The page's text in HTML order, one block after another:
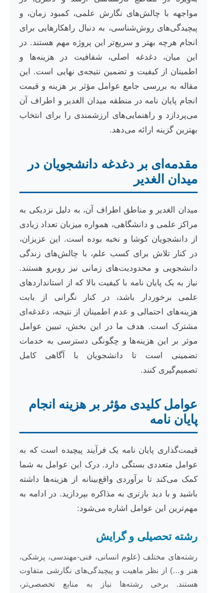
مواجهه با چالش‌های نگارش علمی، کمبود زمان، و
پیچیدگی‌های روش‌شناسی، به دنبال راهکارهایی برای
انجام هرچه بهتر و سریع‌تر این پروژه مهم هستند. در
این میان، دغدغه اصلی، شفافیت در هزینه‌ها و
اطمینان از کیفیت و تضمین نتیجه‌ی نهایی است. این
مقاله به بررسی جامع عوامل مؤثر بر هزینه و قیمت
انجام پایان نامه در منطقه میدان الغدیر و اطراف آن
می‌پردازد و راهنمایی‌های ارزشمندی را برای انتخاب
بهترین گزینه ارائه می‌دهد.
مقدمه‌ای بر دغدغه دانشجویان در
میدان الغدیر
میدان الغدیر و مناطق اطراف آن، به دلیل نزدیکی به
مراکز علمی و دانشگاهی، همواره میزبان تعداد زیادی
از دانشجویان کوشا و نخبه بوده است. این عزیزان،
در کنار تلاش برای کسب علم، با چالش‌های زندگی
دانشجویی و محدودیت‌های زمانی نیز روبرو هستند.
نیاز به یک پایان نامه با کیفیت بالا که از استانداردهای
علمی برخوردار باشد، در کنار نگرانی از بابت
هزینه‌های احتمالی و عدم اطمینان از نتیجه، دغدغه‌ای
مشترک است. هدف ما در این بخش، تبیین عوامل
موثر بر این هزینه‌ها و چگونگی دسترسی به خدمات
تضمینی است تا دانشجویان با آگاهی کامل
تصمیم‌گیری کنند.
عوامل کلیدی مؤثر بر هزینه انجام
پایان نامه
قیمت‌گذاری پایان نامه یک فرآیند پیچیده است که به
عوامل متعددی بستگی دارد. درک این عوامل به شما
کمک می‌کند تا برآوردی واقع‌بینانه از هزینه‌ها داشته
باشید و با دید بازتری به مذاکره بپردازید. در ادامه به
مهم‌ترین این عوامل اشاره می‌شود:
رشته تحصیلی و گرایش
رشته‌های مختلف (علوم انسانی، فنی-مهندسی، پزشکی،
هنر و…) از نظر ماهیت و پیچیدگی‌های نگارشی متفاوت
هستند. برخی رشته‌ها نیاز به منابع تخصصی‌تر،